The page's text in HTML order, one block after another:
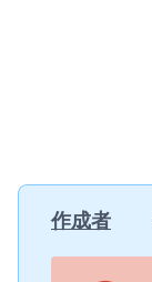
作成者